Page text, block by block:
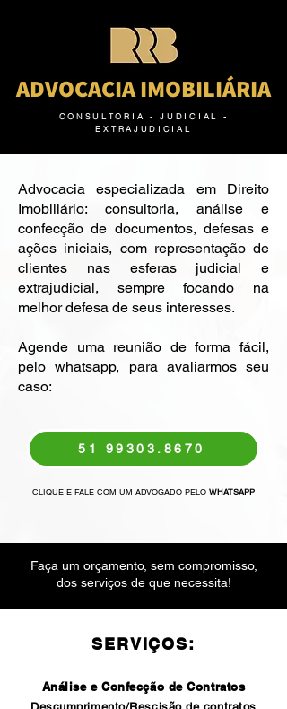
ADVOCACIA IMOBILIÁRIA
CONSULTORIA - JUDICIAL -
EXTRAJUDICIAL
Advocacia especializada em Direito
Imobiliário: consultoria, análise e
confecção de documentos, defesas e
ações iniciais, com representação de
clientes nas esferas judicial e
extrajudicial, sempre focando na
melhor defesa de seus interesses.
Agende uma reunião de forma fácil,
pelo whatsapp, para avaliarmos seu
caso:
51 99303.8670
CLIQUE E FALE COM UM ADVOGADO PELO WHATSAPP
Faça um orçamento, sem compromisso,
dos serviços de que necessita!
SERVIÇOS:
Análise e Confecção de Contratos